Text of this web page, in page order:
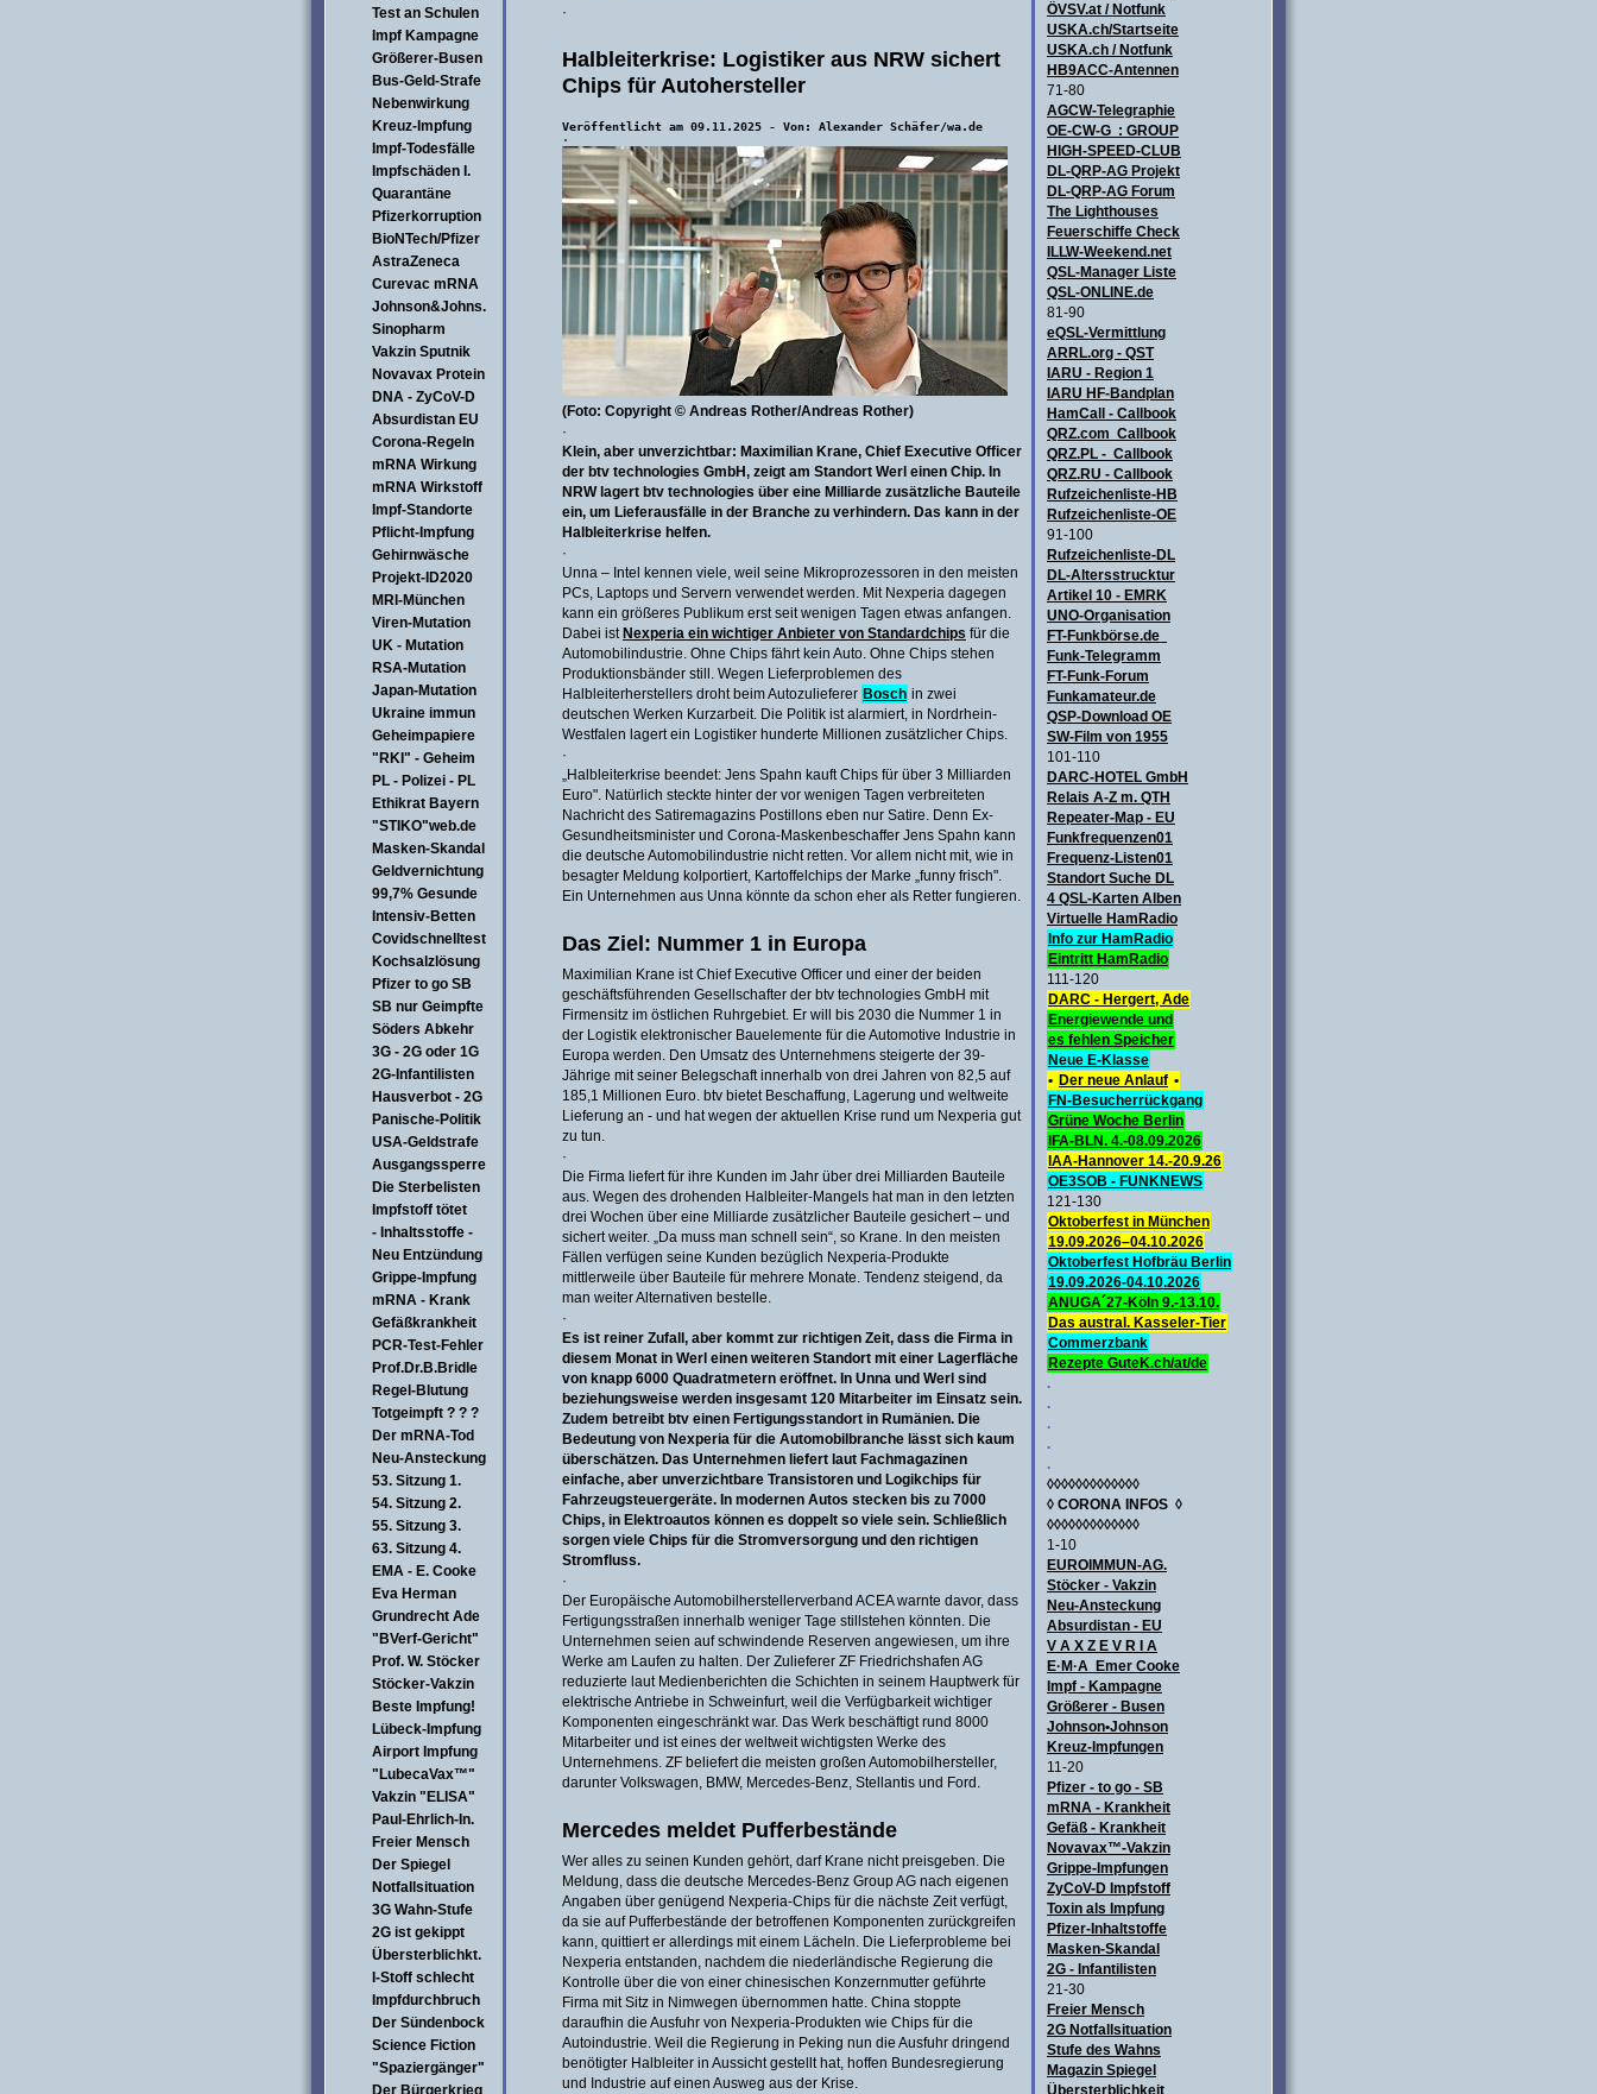
Test an Schulen
Impf Kampagne
Größerer-Busen
Bus-Geld-Strafe
Nebenwirkung
Kreuz-Impfung
Impf-Todesfälle
Impfschäden I.
Quarantäne
Pfizerkorruption
BioNTech/Pfizer
AstraZeneca
Curevac mRNA
Johnson&Johns.
Sinopharm
Vakzin Sputnik
Novavax Protein
DNA - ZyCoV-D
Absurdistan EU
Corona-Regeln
mRNA Wirkung
mRNA Wirkstoff
Impf-Standorte
Pflicht-Impfung
Gehirnwäsche
Projekt-ID2020
MRI-München
Viren-Mutation
UK - Mutation
RSA-Mutation
Japan-Mutation
Ukraine immun
Geheimpapiere
"RKI" - Geheim
PL - Polizei - PL
Ethikrat Bayern
"STIKO"web.de
Masken-Skandal
Geldvernichtung
99,7% Gesunde
Intensiv-Betten
Covidschnelltest
Kochsalzlösung
Pfizer to go SB
SB nur Geimpfte
Söders Abkehr
3G - 2G oder 1G
2G-Infantilisten
Hausverbot - 2G
Panische-Politik
USA-Geldstrafe
Ausgangssperre
Die Sterbelisten
Impfstoff tötet
- Inhaltsstoffe -
Neu Entzündung
Grippe-Impfung
mRNA - Krank
Gefäßkrankheit
PCR-Test-Fehler
Prof.Dr.B.Bridle
Regel-Blutung
Totgeimpft ? ? ?
Der mRNA-Tod
Neu-Ansteckung
53. Sitzung 1.
54. Sitzung 2.
55. Sitzung 3.
63. Sitzung 4.
EMA - E. Cooke
Eva Herman
Grundrecht Ade
"BVerf-Gericht"
Prof. W. Stöcker
Stöcker-Vakzin
Beste Impfung!
Lübeck-Impfung
Airport Impfung
"LubecaVax™"
Vakzin "ELISA"
Paul-Ehrlich-In.
Freier Mensch
Der Spiegel
Notfallsituation
3G Wahn-Stufe
2G ist gekippt
Übersterblichkt.
I-Stoff schlecht
Impfdurchbruch
Der Sündenbock
Science Fiction
"Spaziergänger"
Der Bürgerkrieg
ÖVSV.at / Notfunk
USKA.ch/Startseite
USKA.ch / Notfunk
HB9ACC-Antennen
71-80
AGCW-Telegraphie
OE-CW-G : GROUP
HIGH-SPEED-CLUB
DL-QRP-AG Projekt
DL-QRP-AG Forum
The Lighthouses
Feuerschiffe Check
ILLW-Weekend.net
QSL-Manager Liste
QSL-ONLINE.de
81-90
eQSL-Vermittlung
ARRL.org - QST
IARU - Region 1
IARU HF-Bandplan
HamCall - Callbook
QRZ.com Callbook
QRZ.PL - Callbook
QRZ.RU - Callbook
Rufzeichenliste-HB
Rufzeichenliste-OE
91-100
Rufzeichenliste-DL
DL-Altersstrucktur
Artikel 10 - EMRK
UNO-Organisation
FT-Funkbörse.de
Funk-Telegramm
FT-Funk-Forum
Funkamateur.de
QSP-Download OE
SW-Film von 1955
101-110
DARC-HOTEL GmbH
Relais A-Z m. QTH
Repeater-Map - EU
Funkfrequenzen01
Frequenz-Listen01
Standort Suche DL
4 QSL-Karten Alben
Virtuelle HamRadio
Info zur HamRadio
Eintritt HamRadio
111-120
DARC - Hergert, Ade
Energiewende und
es fehlen Speicher
Neue E-Klasse
• Der neue Anlauf •
FN-Besucherrückgang
Grüne Woche Berlin
IFA-BLN. 4.-08.09.2026
IAA-Hannover 14.-20.9.26
OE3SOB - FUNKNEWS
121-130
Oktoberfest in München
19.09.2026–04.10.2026
Oktoberfest Hofbräu Berlin
19.09.2026-04.10.2026
ANUGA´27-Köln 9.-13.10.
Das austral. Kasseler-Tier
Commerzbank
Rezepte GuteK.ch/at/de
.
.
.
.
.
◊◊◊◊◊◊◊◊◊◊◊◊◊
◊ CORONA INFOS ◊
◊◊◊◊◊◊◊◊◊◊◊◊◊
1-10
EUROIMMUN-AG.
Stöcker - Vakzin
Neu-Ansteckung
Absurdistan - EU
V A X Z E V R I A
E·M·A Emer Cooke
Impf - Kampagne
Größerer - Busen
Johnson•Johnson
Kreuz-Impfungen
11-20
Pfizer - to go - SB
mRNA - Krankheit
Gefäß - Krankheit
Novavax™-Vakzin
Grippe-Impfungen
ZyCoV-D Impfstoff
Toxin als Impfung
Pfizer-Inhaltstoffe
Masken-Skandal
2G - Infantilisten
21-30
Freier Mensch
2G Notfallsituation
Stufe des Wahns
Magazin Spiegel
Übersterblichkeit
·
Halbleiterkrise: Logistiker aus NRW sichert
Chips für Autohersteller
Veröffentlicht am 09.11.2025 - Von: Alexander Schäfer/wa.de
·
(Foto: Copyright © Andreas Rother/Andreas Rother)
·
Klein, aber unverzichtbar: Maximilian Krane, Chief Executive Officer
der btv technologies GmbH, zeigt am Standort Werl einen Chip. In
NRW lagert btv technologies über eine Milliarde zusätzliche Bauteile
ein, um Lieferausfälle in der Branche zu verhindern. Das kann in der
Halbleiterkrise helfen.
·
Unna – Intel kennen viele, weil seine Mikroprozessoren in den meisten
PCs, Laptops und Servern verwendet werden. Mit Nexperia dagegen
kann ein größeres Publikum erst seit wenigen Tagen etwas anfangen.
Dabei ist Nexperia ein wichtiger Anbieter von Standardchips für die
Automobilindustrie. Ohne Chips fährt kein Auto. Ohne Chips stehen
Produktionsbänder still. Wegen Lieferproblemen des
Halbleiterherstellers droht beim Autozulieferer Bosch in zwei
deutschen Werken Kurzarbeit. Die Politik ist alarmiert, in Nordrhein-
Westfalen lagert ein Logistiker hunderte Millionen zusätzlicher Chips.
·
„Halbleiterkrise beendet: Jens Spahn kauft Chips für über 3 Milliarden
Euro". Natürlich steckte hinter der vor wenigen Tagen verbreiteten
Nachricht des Satiremagazins Postillons eben nur Satire. Denn Ex-
Gesundheitsminister und Corona-Maskenbeschaffer Jens Spahn kann
die deutsche Automobilindustrie nicht retten. Vor allem nicht mit, wie in
besagter Meldung kolportiert, Kartoffelchips der Marke „funny frisch".
Ein Unternehmen aus Unna könnte da schon eher als Retter fungieren.
Das Ziel: Nummer 1 in Europa
Maximilian Krane ist Chief Executive Officer und einer der beiden
geschäftsführenden Gesellschafter der btv technologies GmbH mit
Firmensitz im östlichen Ruhrgebiet. Er will bis 2030 die Nummer 1 in
der Logistik elektronischer Bauelemente für die Automotive Industrie in
Europa werden. Den Umsatz des Unternehmens steigerte der 39-
Jährige mit seiner Belegschaft innerhalb von drei Jahren von 82,5 auf
185,1 Millionen Euro. btv bietet Beschaffung, Lagerung und weltweite
Lieferung an - und hat wegen der aktuellen Krise rund um Nexperia gut
zu tun.
·
Die Firma liefert für ihre Kunden im Jahr über drei Milliarden Bauteile
aus. Wegen des drohenden Halbleiter-Mangels hat man in den letzten
drei Wochen über eine Milliarde zusätzlicher Bauteile gesichert – und
sichert weiter. „Da muss man schnell sein“, so Krane. In den meisten
Fällen verfügen seine Kunden bezüglich Nexperia-Produkte
mittlerweile über Bauteile für mehrere Monate. Tendenz steigend, da
man weiter Alternativen bestelle.
·
Es ist reiner Zufall, aber kommt zur richtigen Zeit, dass die Firma in
diesem Monat in Werl einen weiteren Standort mit einer Lagerfläche
von knapp 6000 Quadratmetern eröffnet. In Unna und Werl sind
beziehungsweise werden insgesamt 120 Mitarbeiter im Einsatz sein.
Zudem betreibt btv einen Fertigungsstandort in Rumänien. Die
Bedeutung von Nexperia für die Automobilbranche lässt sich kaum
überschätzen. Das Unternehmen liefert laut Fachmagazinen
einfache, aber unverzichtbare Transistoren und Logikchips für
Fahrzeugsteuergeräte. In modernen Autos stecken bis zu 7000
Chips, in Elektroautos können es doppelt so viele sein. Schließlich
sorgen viele Chips für die Stromversorgung und den richtigen
Stromfluss.
·
Der Europäische Automobilherstellerverband ACEA warnte davor, dass
Fertigungsstraßen innerhalb weniger Tage stillstehen könnten. Die
Unternehmen seien auf schwindende Reserven angewiesen, um ihre
Werke am Laufen zu halten. Der Zulieferer ZF Friedrichshafen AG
reduzierte laut Medienberichten die Schichten in seinem Hauptwerk für
elektrische Antriebe in Schweinfurt, weil die Verfügbarkeit wichtiger
Komponenten eingeschränkt war. Das Werk beschäftigt rund 8000
Mitarbeiter und ist eines der weltweit wichtigsten Werke des
Unternehmens. ZF beliefert die meisten großen Automobilhersteller,
darunter Volkswagen, BMW, Mercedes-Benz, Stellantis und Ford.
Mercedes meldet Pufferbestände
Wer alles zu seinen Kunden gehört, darf Krane nicht preisgeben. Die
Meldung, dass die deutsche Mercedes-Benz Group AG nach eigenen
Angaben über genügend Nexperia-Chips für die nächste Zeit verfügt,
da sie auf Pufferbestände der betroffenen Komponenten zurückgreifen
kann, quittiert er allerdings mit einem Lächeln. Die Lieferprobleme bei
Nexperia entstanden, nachdem die niederländische Regierung die
Kontrolle über die von einer chinesischen Konzernmutter geführte
Firma mit Sitz in Nimwegen übernommen hatte. China stoppte
daraufhin die Ausfuhr von Nexperia-Produkten wie Chips für die
Autoindustrie. Weil die Regierung in Peking nun die Ausfuhr dringend
benötigter Halbleiter in Aussicht gestellt hat, hoffen Bundesregierung
und Industrie auf einen Ausweg aus der Krise.